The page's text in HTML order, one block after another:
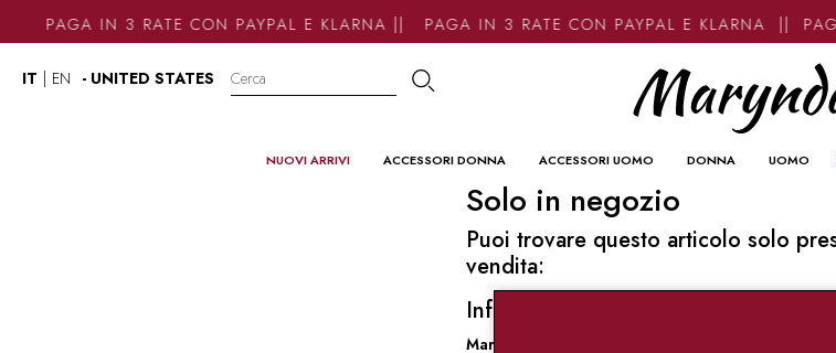
PAGA IN 3 RATE CON PAYPAL E KLARNA || PAGA IN 3 RATE CON PAYPAL E KLARNA ||
IT EN - UNITED STATES
NUOVI ARRIVI ACCESSORI DONNA ACCESSORI UOMO DONNA UOMO
Solo in negozio
Puoi trovare questo articolo solo
vendita:
Info contatti
Marynda